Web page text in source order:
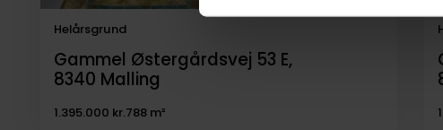
Helårsgrund
Gammel Østergårdsvej 53 E,
8340 Malling
1.395.000 kr.788 m²